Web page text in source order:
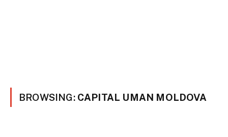
BROWSING: CAPITAL UMAN MOLDOVA